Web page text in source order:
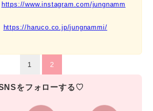
https://www.instagram.com/jungnamm
https://haruco.co.jp/jungnammi/
1 2
をフォローする♡